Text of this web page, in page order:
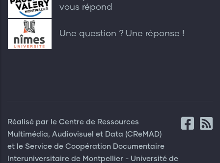
vous répond
Une question ? Une réponse !
Réalisé par le Centre de Ressources
Multimédia, Audiovisuel et Data (CReMAD)
et le Service de Coopération Documentaire
Interuniversitaire de Montpellier - Université de